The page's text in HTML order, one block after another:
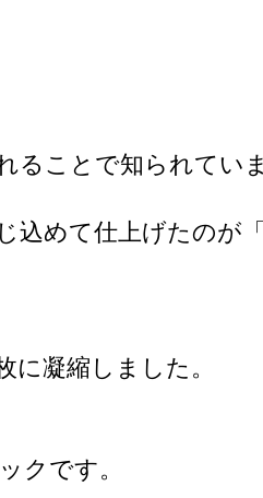
ることで知られていま
めて仕上げたのが
凝縮しました。
クです。